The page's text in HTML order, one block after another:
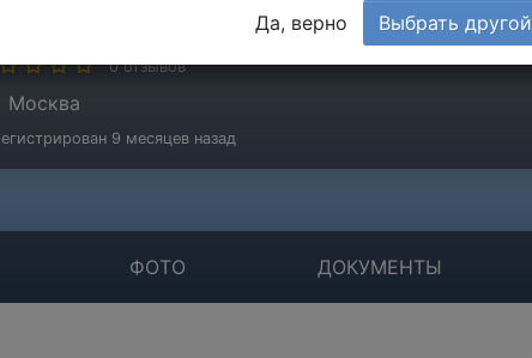
0 отзывов
Москва
9 месяцев назад
ФОТО ДОКУМЕНТЫ
Да, верно Выбрать другой